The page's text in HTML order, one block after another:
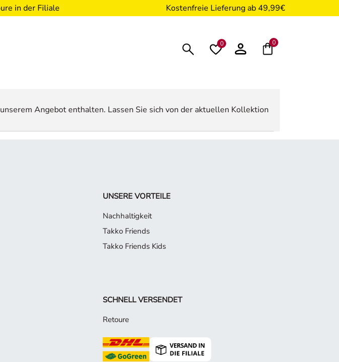
in der Filiale Kostenfreie Lieferung ab 49,99€
0 0
Angebot enthalten. Lassen Sie sich von der aktuellen Kollektion
UNSERE VORTEILE
Nachhaltigkeit
Takko Friends
Takko Friends Kids
SCHNELL VERSENDET
Retoure